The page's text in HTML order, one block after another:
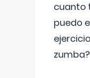
cuanto
puedo
zumba?